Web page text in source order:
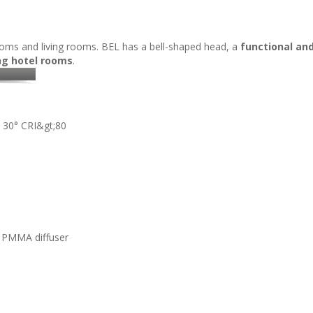
and living rooms. BEL has a bell-shaped head, a functional
hotel rooms.
CRI&gt;80
diffuser